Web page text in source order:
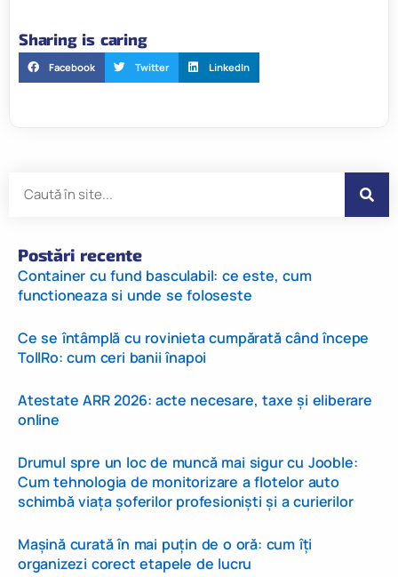
Sharing is caring
Facebook Twitter LinkedIn
Postări recente
Container cu fund basculabil: ce este, cum
functioneaza si unde se foloseste
Ce se întâmplă cu rovinieta cumpărată când începe
TollRo: cum ceri banii înapoi
Atestate ARR 2026: acte necesare, taxe și eliberare
online
Drumul spre un loc de muncă mai sigur cu Jooble:
Cum tehnologia de monitorizare a flotelor auto
schimbă viața șoferilor profesioniști și a curierilor
Mașină curată în mai puțin de o oră: cum îți
organizezi corect etapele de lucru